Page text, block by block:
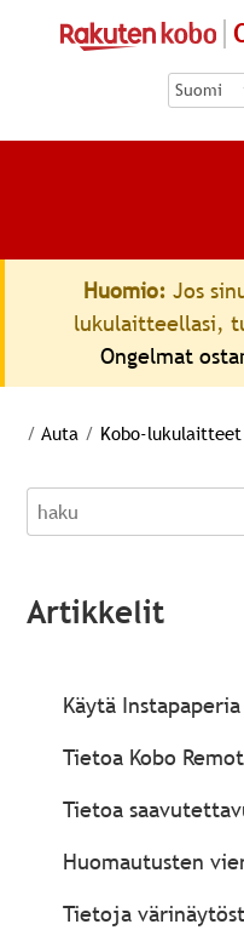
Huomio: Jos
lukulaitteellasi,
Ongelmat
/ Auta / Kobo-lukulaitteet
haku
Artikkelit
Käytä
Tietoa Kobo
Tietoa
Huomautusten
Tietoja